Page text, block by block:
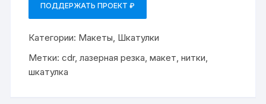
ПОДДЕРЖАТЬ ПРОЕКТ ₽
Категории: Макеты Шкатулки
Метки:cdr,лазерная резка ,макет ,нитки
шкатулка